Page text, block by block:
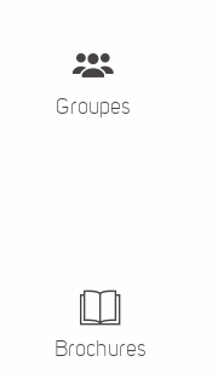
Groupes
Brochures